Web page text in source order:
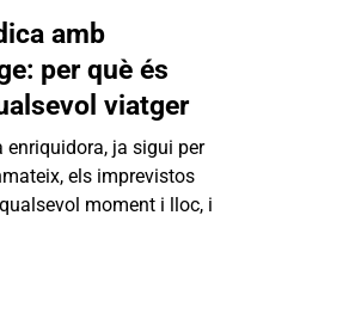
amb
per què és
viatger
enriquidora, ja sigui per
els imprevistos
moment i lloc, i